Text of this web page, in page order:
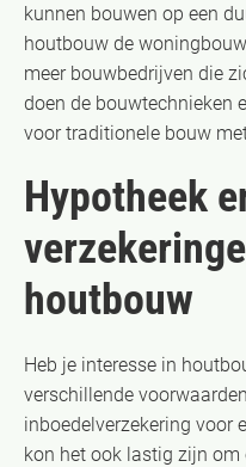
kunnen bouwen op een
houtbouw de
meer bouwbedrijven die
doen de bouwtechnieken
voor traditionele bouw
Hypotheek
houtbouw
Heb je interesse in
verschillende
inboedelverzekering voor
kon het ook lastig zijn om